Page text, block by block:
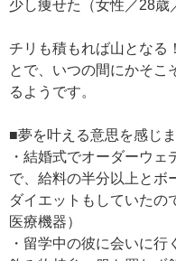
少し痩せた（女性／28歳
チリも積もれば山となる
とで、いつの間にかそこ
るようです。
■夢を叶える意思を感じま
・結婚式でオーダーウ
で、給料の半分以上とボ
ダイエットもしていたの
医療機器）
・留学中の彼に会いに